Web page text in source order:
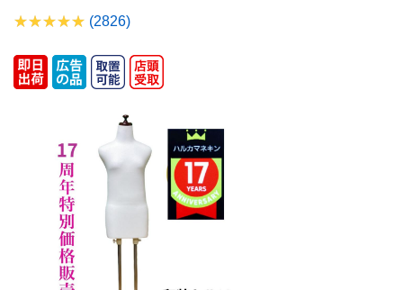
(2826)